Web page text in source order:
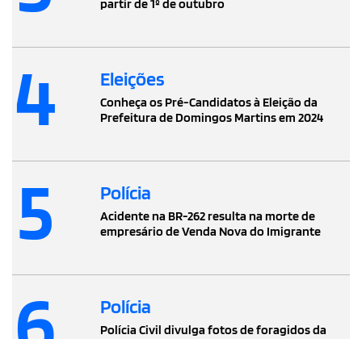
partir de 1º de outubro
4 Eleições
Conheça os Pré-Candidatos à Eleição da
Prefeitura de Domingos Martins em 2024
5 Polícia
Acidente na BR-262 resulta na morte de
empresário de Venda Nova do Imigrante
Polícia
Polícia Civil divulga fotos de foragidos da